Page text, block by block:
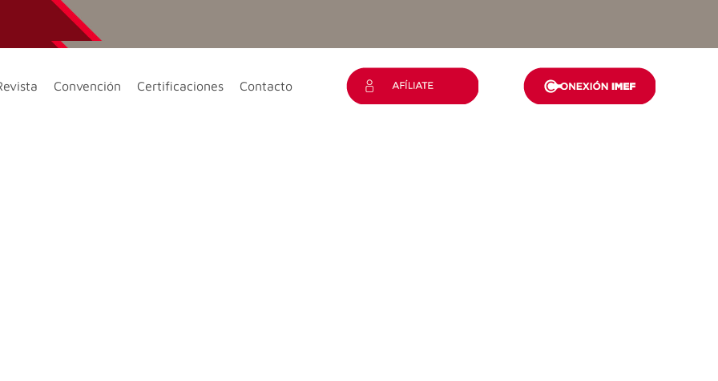
Convención Certificaciones Contacto